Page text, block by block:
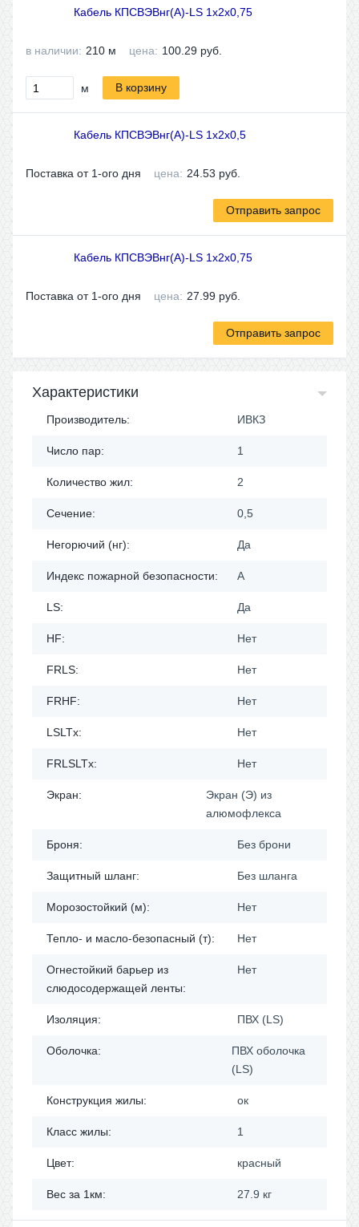
Кабель КПСВЭВнг(A)-LS 1x2x0,75
в наличии: 210 м цена: 100.29 руб.
м В корзину
Кабель КПСВЭВнг(A)-LS 1x2x0,5
Поставка от 1-ого дня цена: 24.53 руб.
Отправить запрос
Кабель КПСВЭВнг(A)-LS 1x2x0,75
Поставка от 1-ого дня цена: 27.99 руб.
Отправить запрос
Характеристики
Производитель: ИВКЗ
Число пар: 1
Количество жил: 2
Сечение: 0,5
Негорючий (нг): Да
Индекс пожарной безопасности: A
LS: Да
HF: Нет
FRLS: Нет
FRHF: Нет
LSLTx: Нет
FRLSLTx: Нет
Экран:
Экран (Э) из
алюмофлекса
Броня: Без брони
Защитный шланг: Без шланга
Морозостойкий (м): Нет
Тепло- и масло-безопасный (т): Нет
Огнестойкий барьер из
слюдосодержащей ленты:
Нет
Изоляция: ПВХ (LS)
Оболочка:
ПВХ оболочка
(LS)
Конструкция жилы: ок
Класс жилы: 1
Цвет: красный
Вес за 1км: 27.9 кг